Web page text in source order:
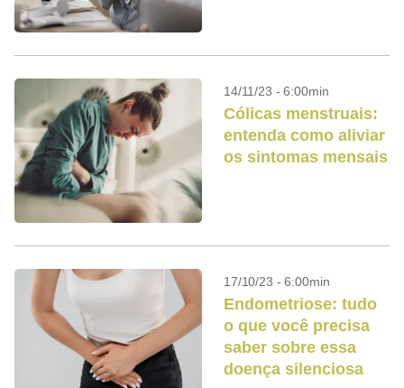
14/11/23 - 6:00min
Cólicas menstruais:
entenda como aliviar
os sintomas mensais
17/10/23 - 6:00min
Endometriose: tudo
o que você precisa
saber sobre essa
doença silenciosa